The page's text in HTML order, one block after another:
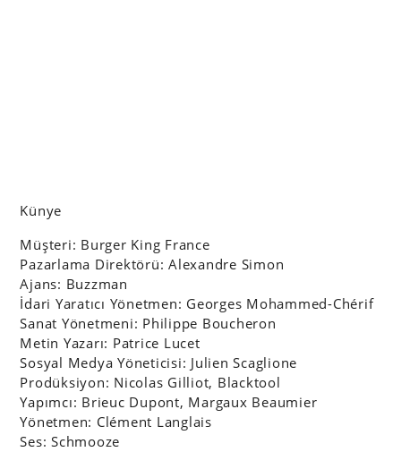
Künye
Müşteri: Burger King France
Pazarlama Direktörü: Alexandre Simon
Ajans: Buzzman
İdari Yaratıcı Yönetmen: Georges Mohammed-Chérif
Sanat Yönetmeni: Philippe Boucheron
Metin Yazarı: Patrice Lucet
Sosyal Medya Yöneticisi: Julien Scaglione
Prodüksiyon: Nicolas Gilliot, Blacktool
Yapımcı: Brieuc Dupont, Margaux Beaumier
Yönetmen: Clément Langlais
Ses: Schmooze